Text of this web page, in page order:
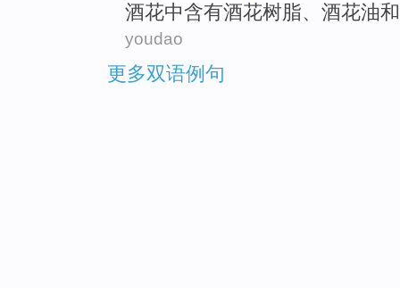
酒花中含有酒花树脂、酒花油和
youdao
更多双语例句